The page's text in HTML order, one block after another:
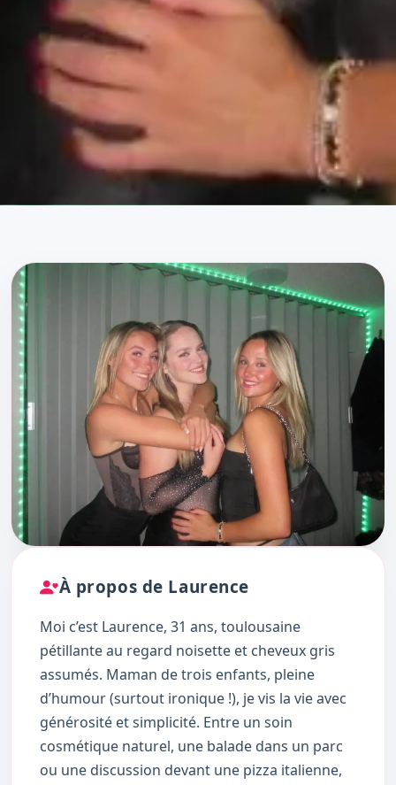
À propos de Laurence
Moi c’est Laurence, 31 ans, toulousaine
pétillante au regard noisette et cheveux gris
assumés. Maman de trois enfants, pleine
d’humour (surtout ironique !), je vis la vie avec
générosité et simplicité. Entre un soin
cosmétique naturel, une balade dans un parc
ou une discussion devant une pizza italienne,